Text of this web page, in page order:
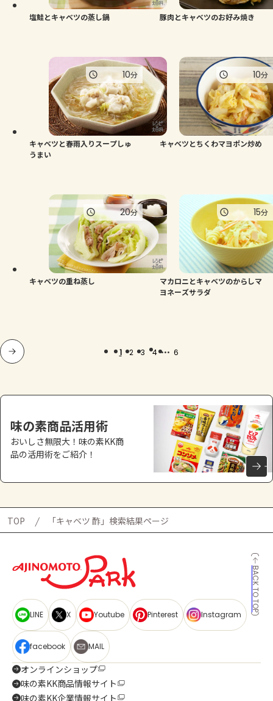
塩鮭とキャベツの蒸し鍋 豚肉とキャベツのお好み焼き
キャベツと春雨入りスープしゅ
うまい
10分
キャベツとちくわマヨポン炒め
10分
キャベツの重ね蒸し
20分
マカロニとキャベツのからしマ
ヨネーズサラダ
15分
1 2 3 4 ... 6
味の素商品活用術
おいしさ無限大！味の素KK商
品の活用術をご紹介！
TOP 「キャベツ 酢」検索結果ページ
BACK TO TOP
LINE X Youtube Pinterest Instagram
facebook MAIL
オンラインショップ
味の素KK商品情報サイト
味の素KK企業情報サイト